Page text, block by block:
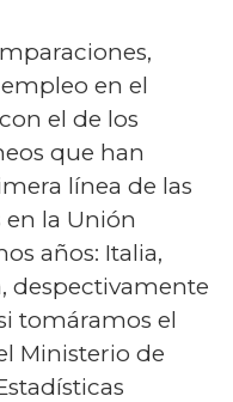
en el
el de los
que han
línea de las
la Unión
años: Italia,
despectivamente
tomáramos el
Ministerio de